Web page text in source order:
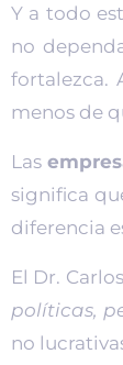
Y a todo
no
fortalezca.
menos de
Las
significa
diferencia
El Dr.
políticas,
no